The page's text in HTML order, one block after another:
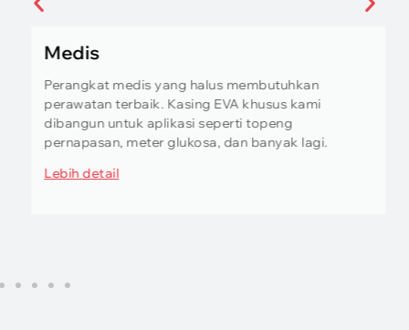
Medis
Perangkat medis yang halus membutuhkan
perawatan terbaik. Kasing EVA khusus kami
dibangun untuk aplikasi seperti topeng
pernapasan, meter glukosa, dan banyak lagi.
Lebih detail